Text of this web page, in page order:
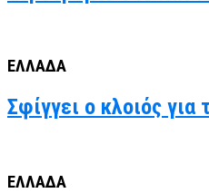
ΕΛΛΑΔΑ
Σφίγγει ο κλοιός για
ΕΛΛΑΔΑ